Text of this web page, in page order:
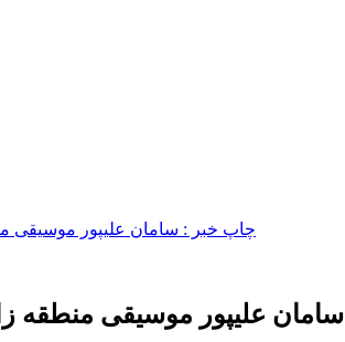
سامان علیپور موسیقی منطقه